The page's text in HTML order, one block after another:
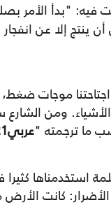
فيه: "بدأ الأمر
إلا عن انفجار
موجات ضغط،
ومن الشارع
ما ترجمته "عربي21
كثيرا
كانت الأرض